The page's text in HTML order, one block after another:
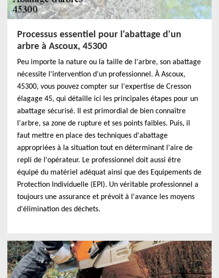
Processus essentiel pour l'abattage d'un
arbre à Ascoux, 45300
Peu importe la nature ou la taille de l'arbre, son abattage
nécessite l'intervention d'un professionnel. À Ascoux,
45300, vous pouvez compter sur l'expertise de Cresson
élagage 45, qui détaille ici les principales étapes pour un
abattage sécurisé. Il est primordial de bien connaître
l'arbre, sa zone de rupture et ses points faibles. Puis, il
faut mettre en place des techniques d'abattage
appropriées à la situation tout en déterminant l'aire de
repli de l'opérateur. Le professionnel doit aussi être
équipé du matériel adéquat ainsi que des Equipements de
Protection Individuelle (EPI). Un véritable professionnel a
toujours une assurance et prévoit à l'avance les moyens
d'élimination des déchets.